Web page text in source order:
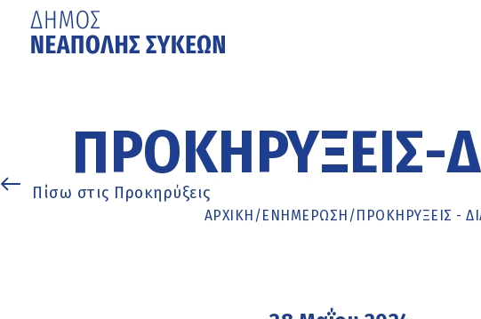
περιεχόμενοΠΡΟΚΗΡΎΞΕΙΣ-
Πίσω στις Προκηρύξεις
ΑΡΧΙΚΉ /ΕΝΗΜΈΡΩΣΗ /ΠΡΟΚΗΡΥΞΕΙΣ -